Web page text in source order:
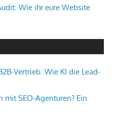
Wie ihr eure Website
Vertrieb: Wie KI die Lead-
mit SEO-Agenturen? Ein